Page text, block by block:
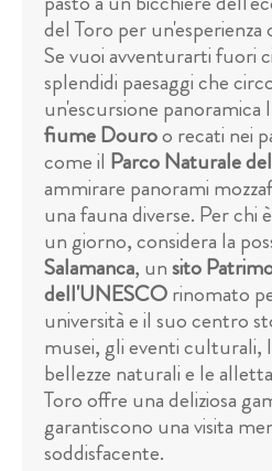
del Toro per
Se vuoi avventurarti fuori
splendidi paesaggi che
un'escursione panoramica
fiume Douroo recati nei
come il Parco Naturale
ammirare panorami
una fauna diverse. Per chi
un giorno, considera la
Salamanca, unsito
dell'UNESCOrinomato
università e il suo centro
musei, gli eventi culturali,
bellezze naturali e le
Toro offre una deliziosa
garantiscono una visita
soddisfacente.